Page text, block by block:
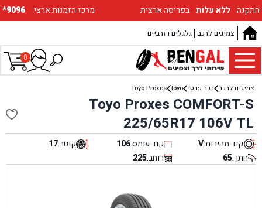
*9096 :מרכז הזמנות ארצי התקנה ללא עלות בפריסה ארצית
גלגלים רזרביים צמיגים לרכב
0
צמיגים לרכב רכב פרטי toyo
Toyo Proxes
Toyo Proxes COMFORT-S
225/65R17 106V TL
קוד מהירות:V קוד עומס:106 קוטר:17
חתך:65 רוחב:225